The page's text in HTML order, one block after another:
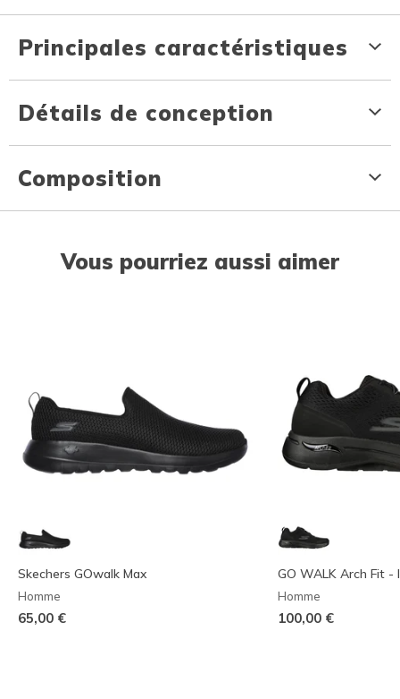
Principales caractéristiques
Détails de conception
Composition
Vous pourriez aussi aimer
Skechers GOwalk Max
Homme
65,00 €
GO WALK Arch Fit -
Homme
100,00 €